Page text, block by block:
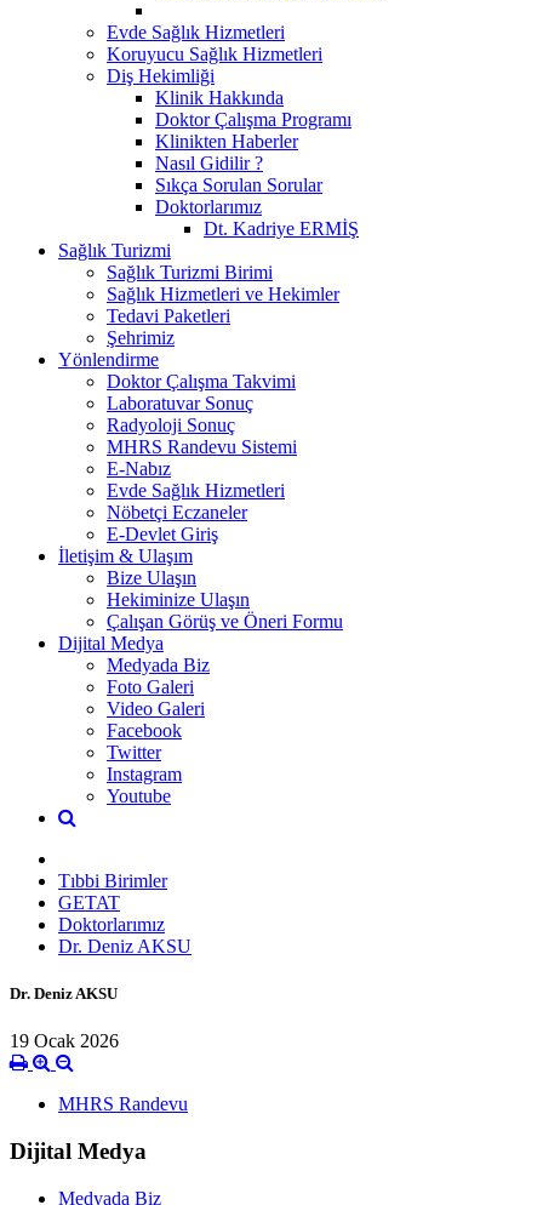
Evde Sağlık Hizmetleri
Koruyucu Sağlık Hizmetleri
Diş Hekimliği
Klinik Hakkında
Doktor Çalışma Programı
Klinikten Haberler
Nasıl Gidilir ?
Sıkça Sorulan Sorular
Doktorlarımız
Dt. Kadriye ERMİŞ
Sağlık Turizmi
Sağlık Turizmi Birimi
Sağlık Hizmetleri ve Hekimler
Tedavi Paketleri
Şehrimiz
Yönlendirme
Doktor Çalışma Takvimi
Laboratuvar Sonuç
Radyoloji Sonuç
MHRS Randevu Sistemi
E-Nabız
Evde Sağlık Hizmetleri
Nöbetçi Eczaneler
E-Devlet Giriş
İletişim & Ulaşım
Bize Ulaşın
Hekiminize Ulaşın
Çalışan Görüş ve Öneri Formu
Dijital Medya
Medyada Biz
Foto Galeri
Video Galeri
Facebook
Twitter
Instagram
Youtube
Tıbbi Birimler
GETAT
Doktorlarımız
Dr. Deniz AKSU
Dr. Deniz AKSU
19 Ocak 2026
MHRS Randevu
Dijital Medya
Medyada Biz